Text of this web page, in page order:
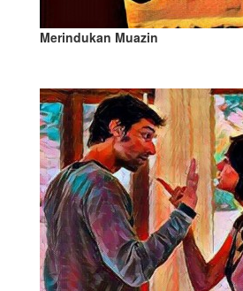
Merindukan Muazin